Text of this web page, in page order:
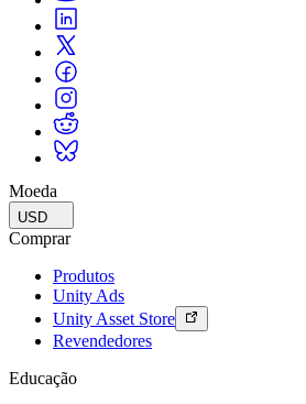
Moeda
USD
Comprar
Produtos
Unity Ads
Unity Asset Store
Revendedores
Educação